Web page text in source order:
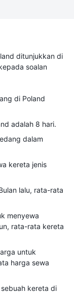
ditunjukkan di
soalan
di Poland
adalah 8 hari.
dalam
kereta jenis
lalu, rata-rata
menyewa
rata-rata kereta
untuk
harga sewa
kereta di